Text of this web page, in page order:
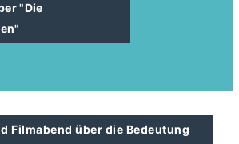
"Die
Filmabend über die Bedeutung